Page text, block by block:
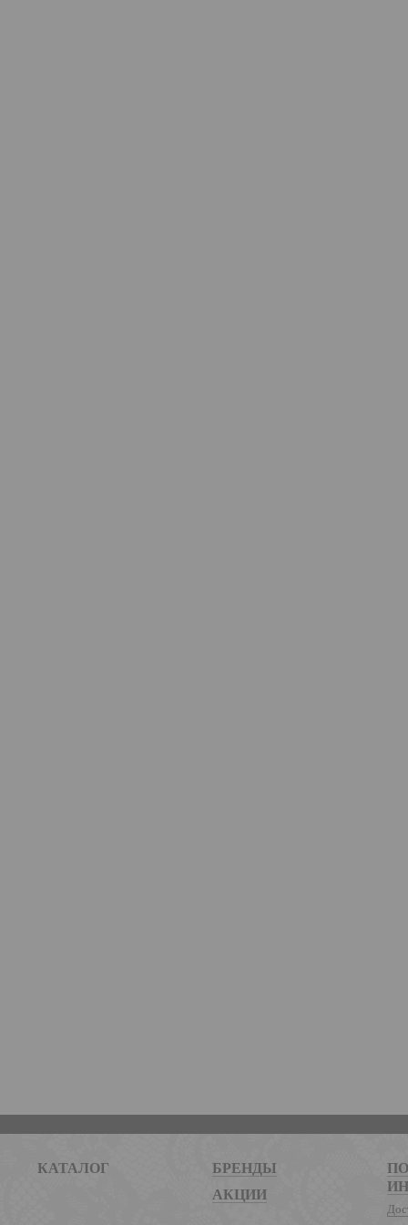
КАТАЛОГ
БРЕНДЫ
АКЦИИ